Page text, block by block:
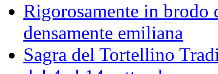
Rigorosamente in brodo
densamente emiliana
Sagra del Tortellino